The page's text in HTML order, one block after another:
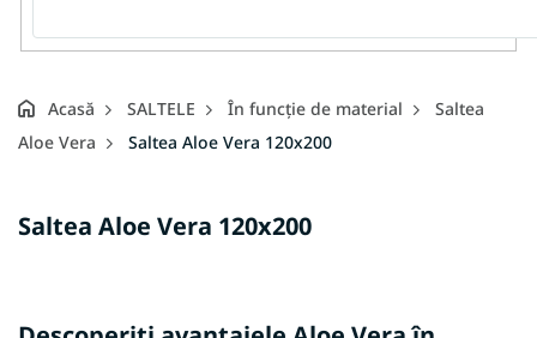
Acasă SALTELE În funcție de material
Saltea
Aloe Vera
Saltea Aloe Vera 120x200
Saltea Aloe Vera 120x200